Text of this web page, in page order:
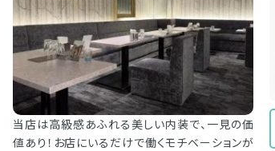
当店は高級感あふれる美しい内装で、一見の価
値あり！お店にいるだけで働くモチベーションが